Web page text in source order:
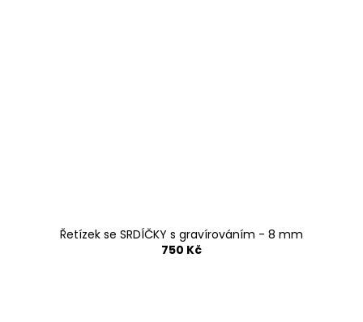
Řetízek se SRDÍČKY s gravírováním - 8 mm
750 Kč